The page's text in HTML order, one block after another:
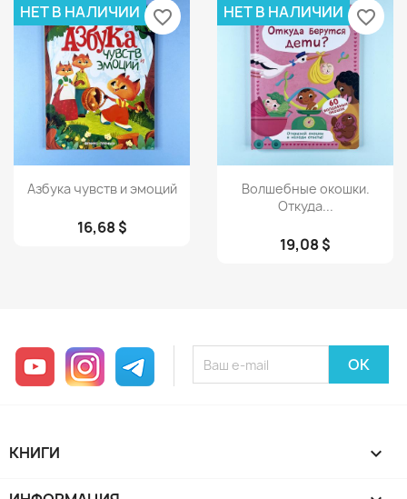
Просмотр
Азбука чувств и эмоций
16,68 $
НЕТ В НАЛИЧИИ favorite_border
Просмотр
Волшебные окошки.
Откуда...
19,08 $
НЕТ В НАЛИЧИИ favorite_border
YouTube InstagramTelegram
КНИГИ 